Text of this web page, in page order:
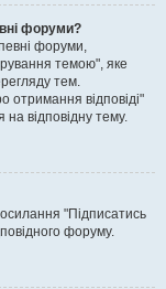
форуми?
форуми,
темою", яке
тем.
отримання відповіді"
відповідну тему.
"Підписатись
форуму.